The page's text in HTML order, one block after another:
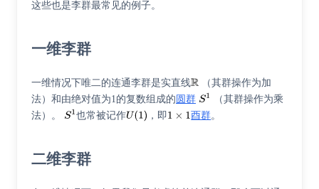
这些也是李群最常见的例子。
一维李群
一维情况下唯二的连通李群是实直线
（其群操作为加
法）和由绝对值为1的复数组成的 圆群
（其群操作为乘
法）。
也常被记作 ，即 酉群。
二维李群